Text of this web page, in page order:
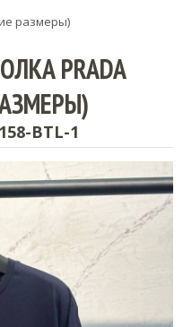
размеры)
PRADA
BTL-1